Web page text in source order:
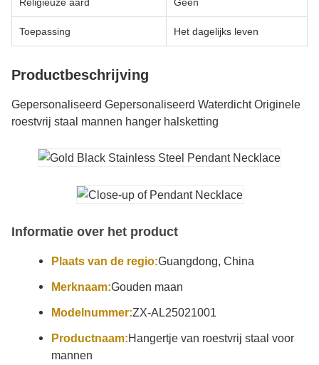
Toepassing Het dagelijks leven
Productbeschrijving
Gepersonaliseerd Gepersonaliseerd Waterdicht Originele
roestvrij staal mannen hanger halsketting
Informatie over het product
Plaats van de regio:Guangdong, China
Merknaam:Gouden maan
Modelnummer:ZX-AL25021001
Productnaam:Hangertje van roestvrij staal voor
mannen